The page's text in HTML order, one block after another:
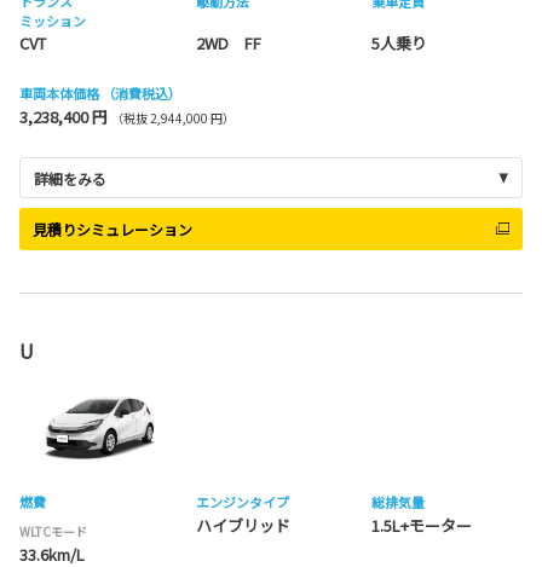
ミッション
CVT 2WD FF 5人乗り
車両本体価格 （消費税込）
3,238,400 円 （税抜 2,944,000 円）
詳細をみる
見積りシミュレーション
U
燃費
WLTCモード
33.6km/L
エンジンタイプ
ハイブリッド
総排気量
1.5L+モーター